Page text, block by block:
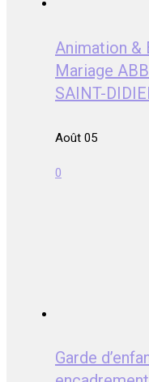
Animation &
Mariage
SAINT-
Août 05
0
Garde